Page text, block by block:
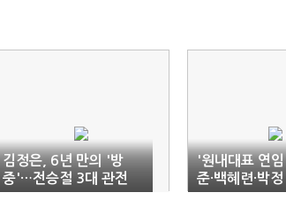
김정은, 6년 만의 '방
중'…전승절 3대 관전
포인트
'원내대표 연
준·백혜련·박
병도 'O'